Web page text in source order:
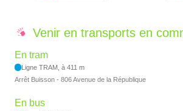
Venir en transports en
En tram
Ligne TRAM, à 411 m
Arrêt Buisson - 806 Avenue de la République
En bus